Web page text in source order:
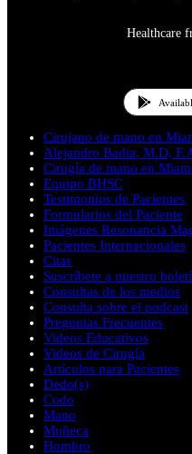
Healthcare
Cirujano de mano en
Alejandro Badia, M.D,
Cirugía de mano en
Equipo BHSC
Testimonios de Pacientes
Formularios del Paciente
Imágenes Resonancia
Pacientes Internacionales
Citas
Suscríbete a nuestro
Consultas de los medios
Consulta sobre el podcast
Preguntas Frecuentes
Videos Educativos
Videos de Cirugía
Artículos para Pacientes
Dedo(s)
Codo
Mano
Muñeca
Hombro